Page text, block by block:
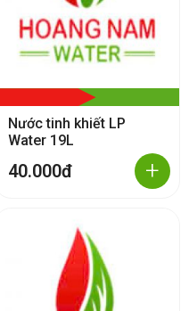
Nước tinh khiết LP
Water 19L
40.000đ +